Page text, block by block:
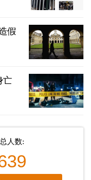
假
亡
人数: